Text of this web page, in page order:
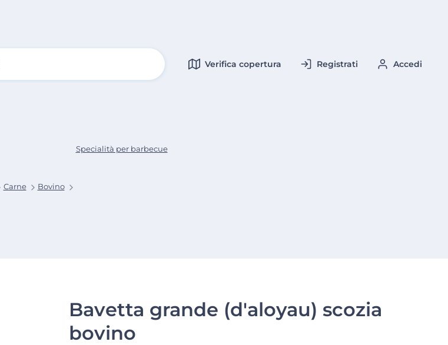
Verifica copertura Registrati Accedi
Carne Bovino
Specialità per barbecue
Bavetta grande (d'aloyau) scozia
bovino